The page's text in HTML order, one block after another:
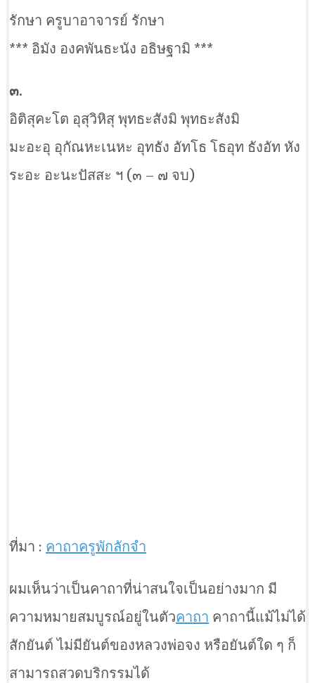
รักษา ครูบาอาจารย์ รักษา
*** อิมัง องคพันธะนัง อธิษฐามิ ***
๓.
อิติสุคะโต อุสุวิหิสุ พุทธะสังมิ พุทธะสังมิ
มะอะอุ อุกัณหะเนหะ อุทธัง อัทโธ โธอุท ธังอัท หัง
ระอะ อะนะปัสสะ ฯ (๓ – ๗ จบ)
ที่มา : คาถาครูพักลักจำ
ผมเห็นว่าเป็นคาถาที่น่าสนใจเป็นอย่างมาก มี
ความหมายสมบูรณ์อยู่ในตัวคาถา คาถานี้แม้ไม่ได้
สักยันต์ ไม่มียันต์ของหลวงพ่อจง หรือยันต์ใด ๆ ก็
สามารถสวดบริกรรมได้